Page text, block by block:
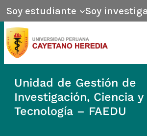
Soy estudiante Soy
Unidad de Gestión de
Investigación, Ciencia y
Tecnología – FAEDU